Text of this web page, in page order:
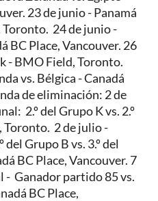
23 de junio - Panamá
24 de junio -
BC Place, Vancouver. 26
- BMO Field, Toronto.
vs. Bélgica - Canadá
de eliminación: 2 de
2.º del Grupo K vs. 2.º
Toronto. 2 de julio -
Grupo B vs. 3.º del
BC Place, Vancouver. 7
- Ganador partido 85 vs.
BC Place,